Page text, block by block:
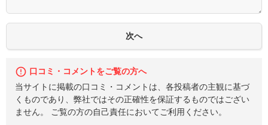
口コミ・コメントをご覧の方へ
当サイトに掲載の口コミ・コメントは、各投稿者の主観に基づ
くものであり、弊社ではその正確性を保証するものではござい
ません。 ご覧の方の自己責任においてご利用ください。